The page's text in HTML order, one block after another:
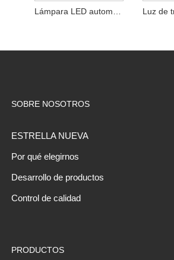
SOBRE NOSOTROS
ESTRELLA NUEVA
Por qué elegirnos
Desarrollo de productos
Control de calidad
PRODUCTOS